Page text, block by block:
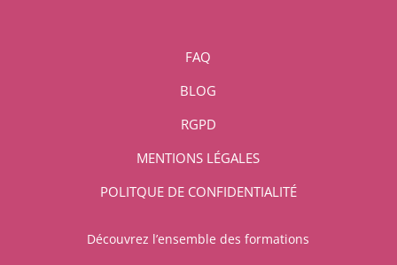
FAQ
BLOG
RGPD
MENTIONS LÉGALES
POLITQUE DE CONFIDENTIALITÉ
Découvrez l’ensemble des formations